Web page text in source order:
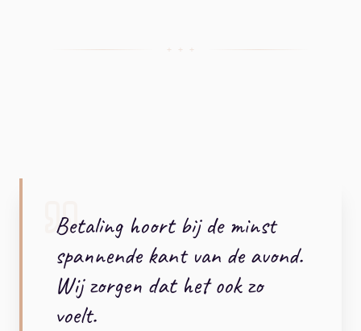
+ + +
Betaling hoort bij de minst
spannende kant van de avond.
Wij zorgen dat het ook zo
voelt.